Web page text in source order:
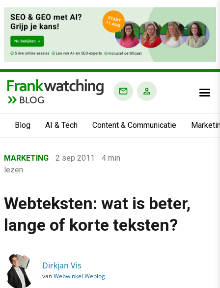
BLOG
Blog AI & Tech Content & Communicatie
›
Marketing
MARKETING 2 sep 2011
4 min
lezen
Webteksten: wat is beter,
lange of korte teksten?
Dirkjan Vis
vanWebwinkel Weblog